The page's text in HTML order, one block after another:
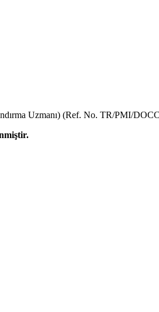
Uzmanı) (Ref. No. TR/PMI/